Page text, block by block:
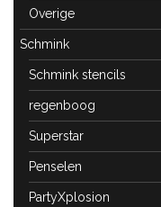
Overige
Schmink
Schmink stencils
regenboog
Superstar
Penselen
PartyXplosion